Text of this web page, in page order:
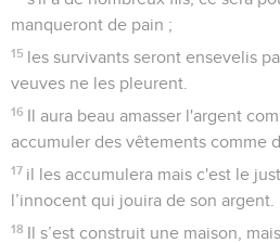
manqueront de pain ;
15 les survivants seront ensevelis
veuves ne les pleurent.
16 Il aura beau amasser l'argent
accumuler des vêtements comme
17 il les accumulera mais c'est le
l’innocent qui jouira de son argent.
18 Il s’est construit une maison,